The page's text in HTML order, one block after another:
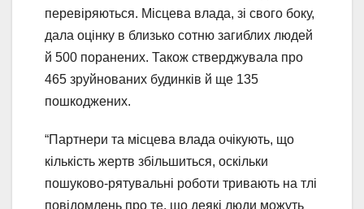
перевіряються. Місцева влада, зі свого боку,
дала оцінку в близько сотню загиблих людей
й 500 поранених. Також стверджувала про
465 зруйнованих будинків й ще 135
пошкоджених.
“Партнери та місцева влада очікують, що
кількість жертв збільшиться, оскільки
пошуково-рятувальні роботи тривають на тлі
повідомлень про те, що деякі люди можуть